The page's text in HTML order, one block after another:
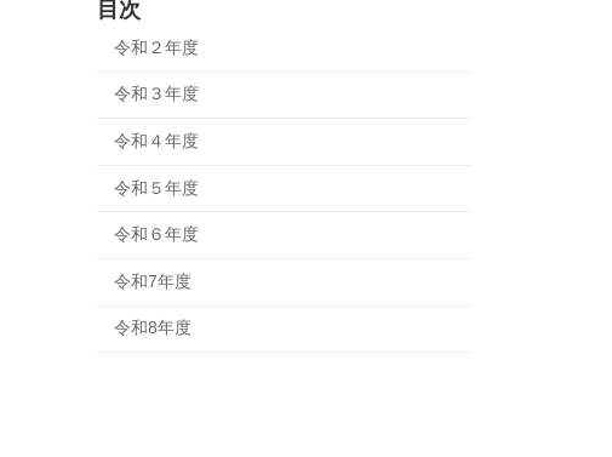
目次
令和２年度
令和３年度
令和４年度
令和５年度
令和６年度
令和7年度
令和8年度